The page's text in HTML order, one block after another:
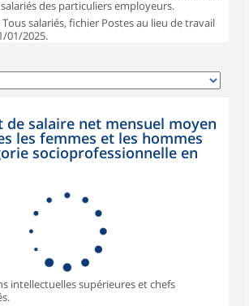
des particuliers employeurs.
Tous salariés, fichier Postes au lieu de travail
01/2025.
de salaire net mensuel moyen
les femmes et les hommes
socioprofessionnelle en
intellectuelles supérieures et chefs